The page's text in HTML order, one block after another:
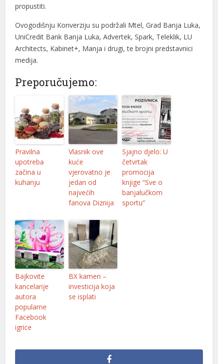
propustiti.
Ovogodišnju Konverziju su podržali Mtel, Grad Banja Luka,
UniCredit Bank Banja Luka, Advertek, Spark, Teleklik, LU
Architects, Kabinet+, Manja i drugi, te brojni predstavnici
medija.
Preporučujemo:
Pravilna
upotreba
začina u
kuhanju
Vlasnik ove
kuće
vjerovatno je
jedan od
najvećih
fanova Diznija
Sjajno djelo: U
četvrtak
promocija
knjige “Sve o
banjalučkom
sportu”
Bajkovite
kancelarije
autora
popularne
Facebook
igrice
BX kamen –
investicija koja
se isplati